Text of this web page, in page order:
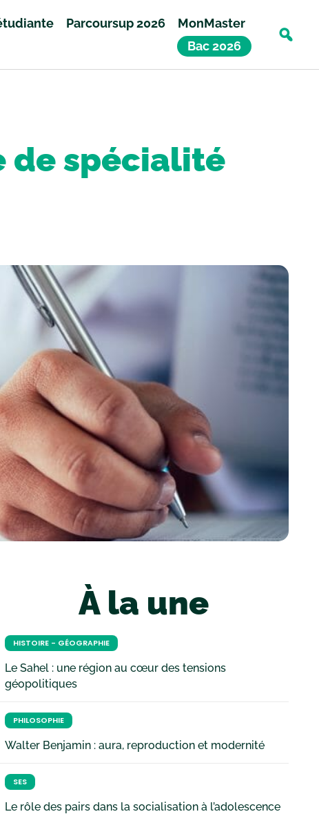
Parcoursup 2026
MonMaster
Bac 2026
de spécialité
À la une
HISTOIRE - GÉOGRAPHIE
Le Sahel : une région au cœur des tensions
géopolitiques
PHILOSOPHIE
Walter Benjamin : aura, reproduction et modernité
SES
Le rôle des pairs dans la socialisation à l’adolescence